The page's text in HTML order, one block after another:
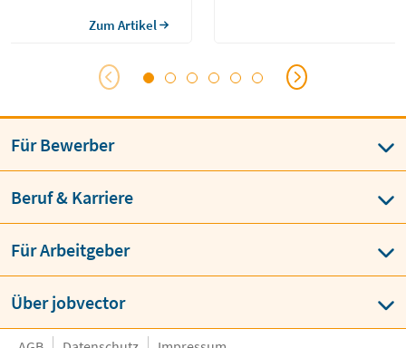
gesetzliche Vorgaben, um
Zum Artikel
Für Bewerber
Beruf & Karriere
Für Arbeitgeber
Über jobvector